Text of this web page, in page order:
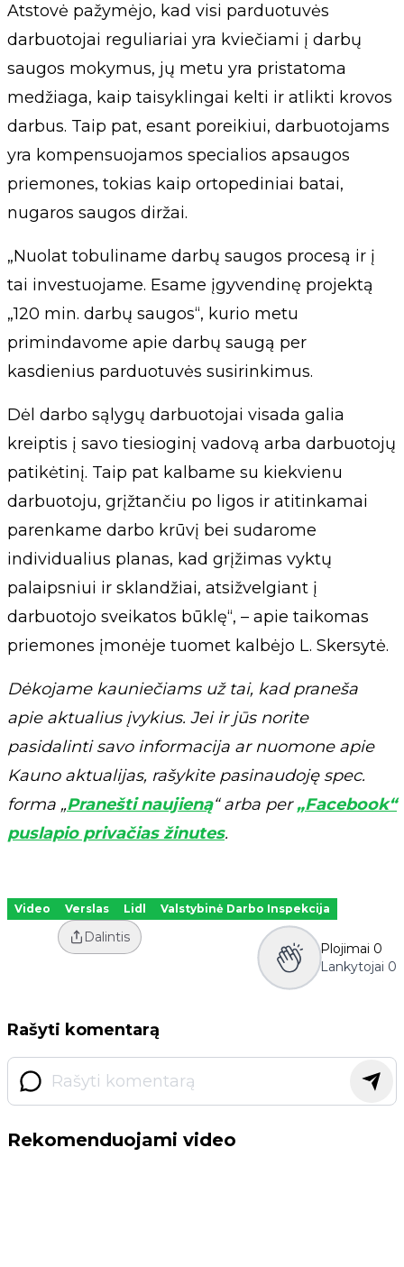
Atstovė pažymėjo, kad visi parduotuvės
darbuotojai reguliariai yra kviečiami į darbų
saugos mokymus, jų metu yra pristatoma
medžiaga, kaip taisyklingai kelti ir atlikti krovos
darbus. Taip pat, esant poreikiui, darbuotojams
yra kompensuojamos specialios apsaugos
priemones, tokias kaip ortopediniai batai,
nugaros saugos diržai.
„Nuolat tobuliname darbų saugos procesą ir į
tai investuojame. Esame įgyvendinę projektą
„120 min. darbų saugos“, kurio metu
primindavome apie darbų saugą per
kasdienius parduotuvės susirinkimus.
Dėl darbo sąlygų darbuotojai visada galia
kreiptis į savo tiesioginį vadovą arba darbuotojų
patikėtinį. Taip pat kalbame su kiekvienu
darbuotoju, grįžtančiu po ligos ir atitinkamai
parenkame darbo krūvį bei sudarome
individualius planas, kad grįžimas vyktų
palaipsniui ir sklandžiai, atsižvelgiant į
darbuotojo sveikatos būklę“, – apie taikomas
priemones įmonėje tuomet kalbėjo L. Skersytė.
Dėkojame kauniečiams už tai, kad praneša
apie aktualius įvykius. Jei ir jūs norite
pasidalinti savo informacija ar nuomone apie
Kauno aktualijas, rašykite pasinaudoję spec.
forma „Pranešti naujieną“ arba per„Facebook“
puslapio privačias žinutes.
Video Verslas Lidl Valstybinė Darbo Inspekcija
Dalintis
Plojimai 0
Lankytojai 0
Rašyti komentarą
Rekomenduojami video